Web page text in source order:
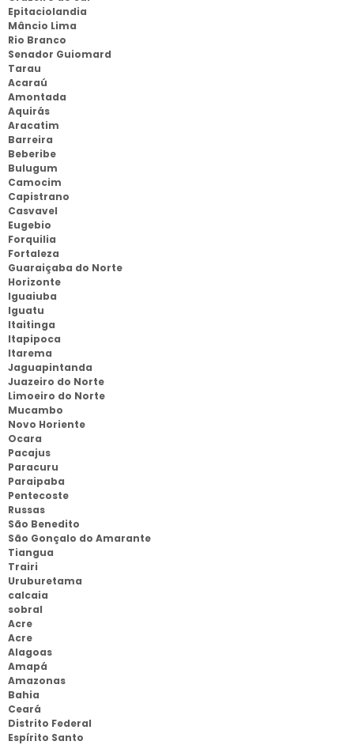
Epitaciolandia
Mâncio Lima
Rio Branco
Senador Guiomard
Tarau
Acaraú
Amontada
Aquirás
Aracatim
Barreira
Beberibe
Bulugum
Camocim
Capistrano
Casvavel
Eugebio
Forquilia
Fortaleza
Guaraiçaba do Norte
Horizonte
Iguaiuba
Iguatu
Itaitinga
Itapipoca
Itarema
Jaguapintanda
Juazeiro do Norte
Limoeiro do Norte
Mucambo
Novo Horiente
Ocara
Pacajus
Paracuru
Paraipaba
Pentecoste
Russas
São Benedito
São Gonçalo do Amarante
Tiangua
Trairi
Uruburetama
calcaia
sobral
Acre
Acre
Alagoas
Amapá
Amazonas
Bahia
Ceará
Distrito Federal
Espírito Santo